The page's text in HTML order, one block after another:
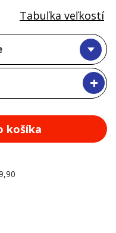
+
Tabuľka veľkostí
košíka